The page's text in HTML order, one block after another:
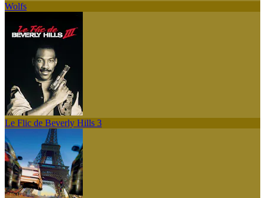
Wolfs
Le Flic de Beverly Hills 3